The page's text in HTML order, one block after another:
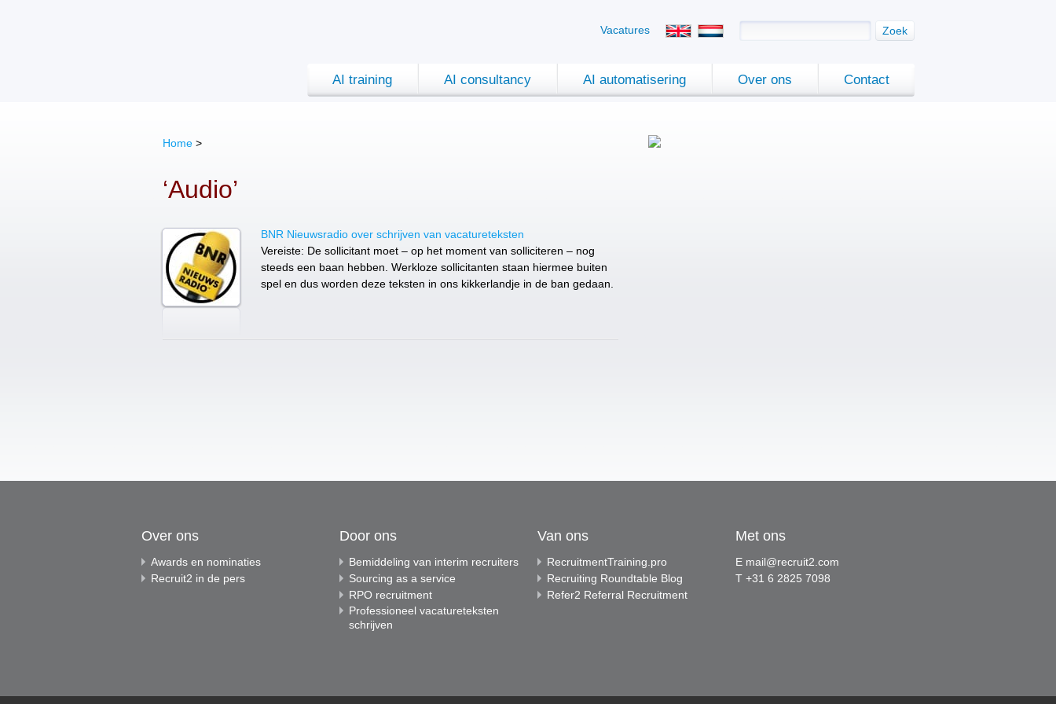
AI training AI consultancy AI automatisering Over ons Contact
Zoek
Vacatures
Home >
‘Audio’
BNR Nieuwsradio over schrijven van vacatureteksten
Vereiste: De sollicitant moet – op het moment van solliciteren – nog
steeds een baan hebben. Werkloze sollicitanten staan hiermee buiten
spel en dus worden deze teksten in ons kikkerlandje in de ban gedaan.
Over ons
Awards en nominaties
Recruit2 in de pers
Door ons
Bemiddeling van interim recruiters
Sourcing as a service
RPO recruitment
Professioneel vacatureteksten
schrijven
Van ons
RecruitmentTraining.pro
Recruiting Roundtable Blog
Refer2 Referral Recruitment
Met ons
E mail@recruit2.com
T +31 6 2825 7098